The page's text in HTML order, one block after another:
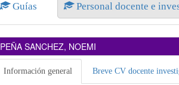
Guías Personal docente e
PEÑA SANCHEZ, NOEMI
Información general Breve CV docente